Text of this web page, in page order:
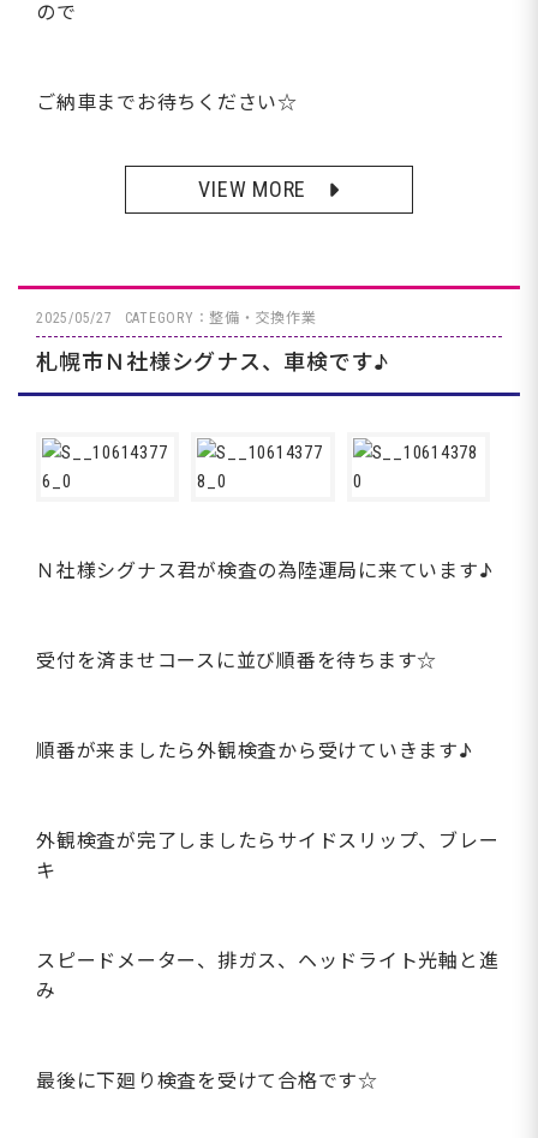
ので
ご納車までお待ちください☆
VIEW MORE
2025/05/27 CATEGORY：整備・交換作業
札幌市Ｎ社様シグナス、車検です♪
Ｎ社様シグナス君が検査の為陸運局に来ています♪
受付を済ませコースに並び順番を待ちます☆
順番が来ましたら外観検査から受けていきます♪
外観検査が完了しましたらサイドスリップ、ブレー
キ
スピードメーター、排ガス、ヘッドライト光軸と進
み
最後に下廻り検査を受けて合格です☆